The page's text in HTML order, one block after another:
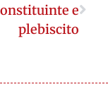
e
plebiscito